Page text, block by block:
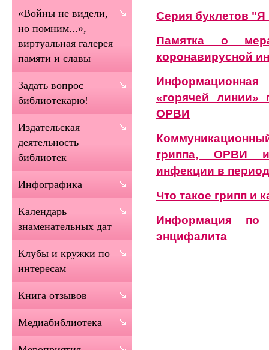
Серия буклетов
Памятка о
коронавирусной
«горячей линии»
ОРВИ
гриппа, ОРВИ и
инфекции в
Что такое грипп и
Информация по
энцифалита
«Войны не видели,
но помним...»,
виртуальная галерея
памяти и славы
Задать вопрос
библиотекарю!
Издательская
деятельность
библиотек
Инфографика
Календарь
знаменательных дат
Клубы и кружки по
интересам
Книга отзывов
Медиабиблиотека